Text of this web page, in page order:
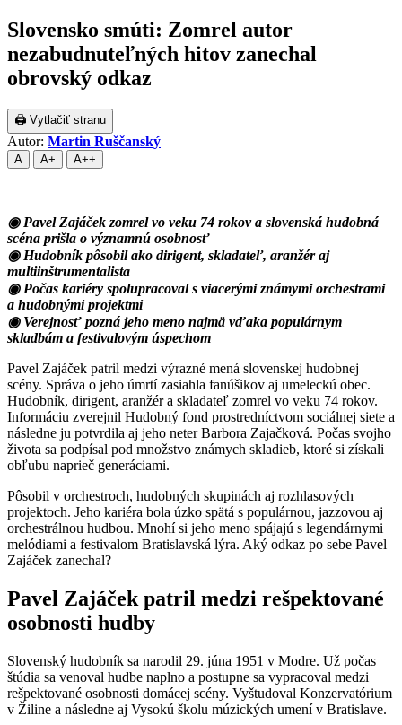
Slovensko smúti: Zomrel autor
nezabudnuteľných hitov zanechal
obrovský odkaz
🖨 Vytlačiť stranu
Autor: Martin Ruščanský
A A+ A++
◉ Pavel Zajáček zomrel vo veku 74 rokov a slovenská hudobná
scéna prišla o významnú osobnosť
◉ Hudobník pôsobil ako dirigent, skladateľ, aranžér aj
multiinštrumentalista
◉ Počas kariéry spolupracoval s viacerými známymi orchestrami
a hudobnými projektmi
◉ Verejnosť pozná jeho meno najmä vďaka populárnym
skladbám a festivalovým úspechom
Pavel Zajáček patril medzi výrazné mená slovenskej hudobnej
scény. Správa o jeho úmrtí zasiahla fanúšikov aj umeleckú obec.
Hudobník, dirigent, aranžér a skladateľ zomrel vo veku 74 rokov.
Informáciu zverejnil Hudobný fond prostredníctvom sociálnej siete a
následne ju potvrdila aj jeho neter Barbora Zajačková. Počas svojho
života sa podpísal pod množstvo známych skladieb, ktoré si získali
obľubu naprieč generáciami.
Pôsobil v orchestroch, hudobných skupinách aj rozhlasových
projektoch. Jeho kariéra bola úzko spätá s populárnou, jazzovou aj
orchestrálnou hudbou. Mnohí si jeho meno spájajú s legendárnymi
melódiami a festivalom Bratislavská lýra. Aký odkaz po sebe Pavel
Zajáček zanechal?
Pavel Zajáček patril medzi rešpektované
osobnosti hudby
Slovenský hudobník sa narodil 29. júna 1951 v Modre. Už počas
štúdia sa venoval hudbe naplno a postupne sa vypracoval medzi
rešpektované osobnosti domácej scény. Vyštudoval Konzervatórium
v Žiline a následne aj Vysokú školu múzických umení v Bratislave.